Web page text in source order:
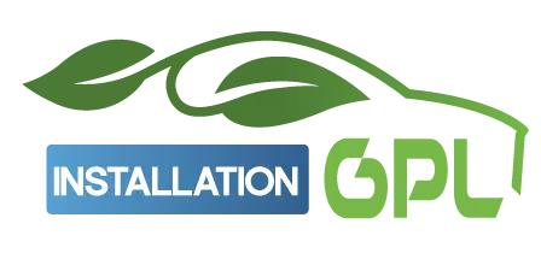
contenu